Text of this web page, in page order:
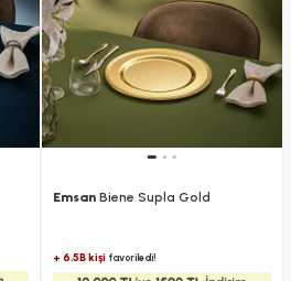
EmsanBiene Supla Gold
+ 6.5B kişifavoriledi!